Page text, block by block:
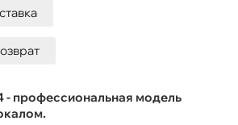
- профессиональная модель